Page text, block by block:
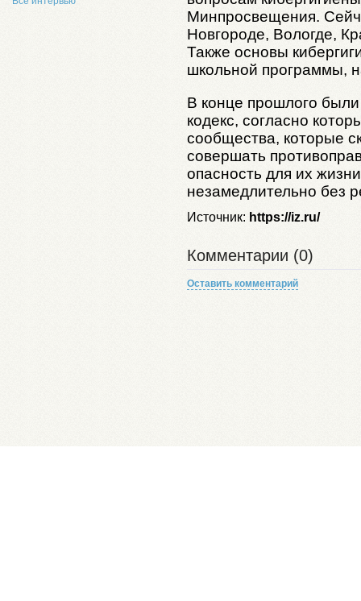
Минпросвещения.
Новгороде, Вологде,
Также основы
школьной программы,
В конце прошлого
кодекс, согласно
сообщества, которые
совершать
опасность для их
незамедлительно без
Источник: https://iz.ru/
Комментарии (0)
Оставить комментарий